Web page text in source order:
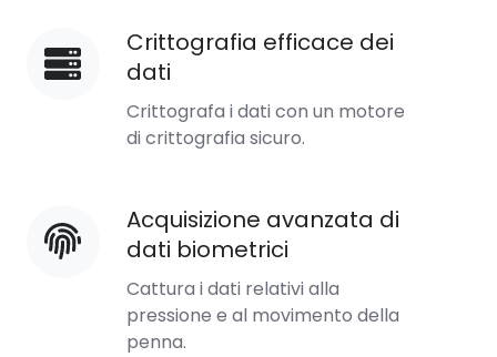
Crittografia efficace dei
dati
Crittografa i dati con un motore
di crittografia sicuro.
Crittografia
efficace
Acquisizione avanzata di
dati biometrici
Cattura i dati relativi alla
pressione e al movimento della
penna.
Acquisizione
avanzata